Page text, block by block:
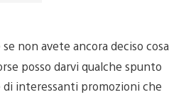
non avete ancora deciso cosa
posso darvi qualche spunto
di interessanti promozioni che